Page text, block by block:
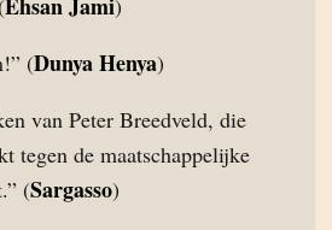
)
(Dunya Henya)
van Peter Breedveld, die
tegen de maatschappelijke
(Sargasso)